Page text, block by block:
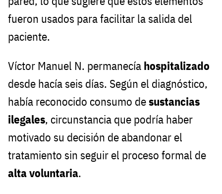
fueron usados para facilitar la salida del
paciente.
Víctor Manuel N. permanecía hospitalizado
desde hacía seis días. Según el diagnóstico,
había reconocido consumo desustancias
ilegales, circunstancia que podría haber
motivado su decisión de abandonar el
tratamiento sin seguir el proceso formal de
alta voluntaria.